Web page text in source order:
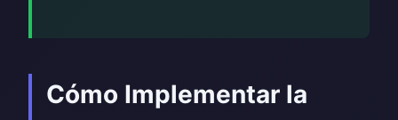
Cómo Implementar la